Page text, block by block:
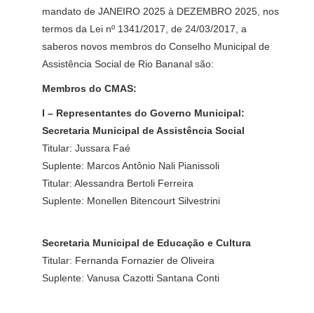
mandato de JANEIRO 2025 à DEZEMBRO 2025, nos
termos da Lei nº 1341/2017, de 24/03/2017, a
saberos novos membros do Conselho Municipal de
Assistência Social de Rio Bananal são:
Membros do CMAS:
I – Representantes do Governo Municipal:
Secretaria Municipal de Assistência Social
Titular: Jussara Faé
Suplente: Marcos Antônio Nali Pianissoli
Titular: Alessandra Bertoli Ferreira
Suplente: Monellen Bitencourt Silvestrini
Secretaria Municipal de Educação e Cultura
Titular: Fernanda Fornazier de Oliveira
Suplente: Vanusa Cazotti Santana Conti